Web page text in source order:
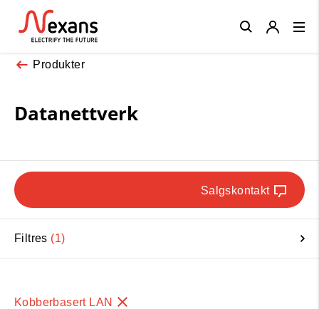
Produkter
Datanettverk
Salgskontakt
Filtres 1
Kobberbasert LAN
Close